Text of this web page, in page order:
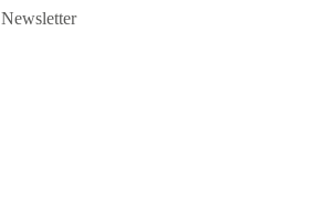
Newsletter